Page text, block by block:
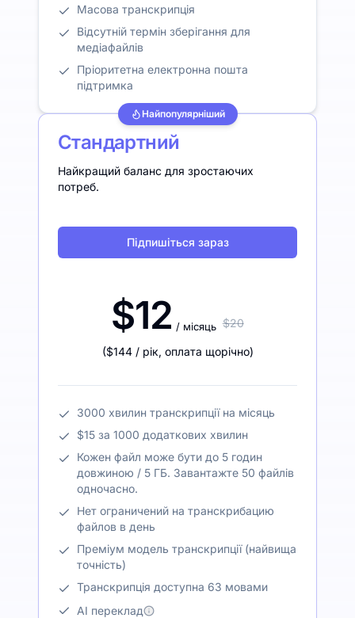
Масова транскрипція
Відсутній термін зберігання для
медіафайлів
Пріоритетна електронна пошта
підтримка
Найпопулярніший
Стандартний
Найкращий баланс для зростаючих
потреб.
Підпишіться зараз
$12 / місяць $20
($144 / рік, оплата щорічно)
3000 хвилин транскрипції на місяць
$15 за 1000 додаткових хвилин
Кожен файл може бути до 5 годин
довжиною / 5 ГБ. Завантажте 50 файлів
одночасно.
Нет ограничений на транскрибацию
файлов в день
Преміум модель транскрипції (найвища
точність)
Транскрипція доступна 63 мовами
AI переклад